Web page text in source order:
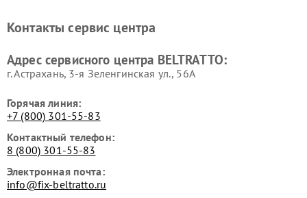
Контакты сервис центра
Адрес сервисного центра BELTRATTO:
г. Астрахань, 3-я Зеленгинская ул., 56А
Горячая линия:
+7 (800) 301-55-83
Контактный телефон:
8 (800) 301-55-83
Электронная почта:
info@fix-beltratto.ru